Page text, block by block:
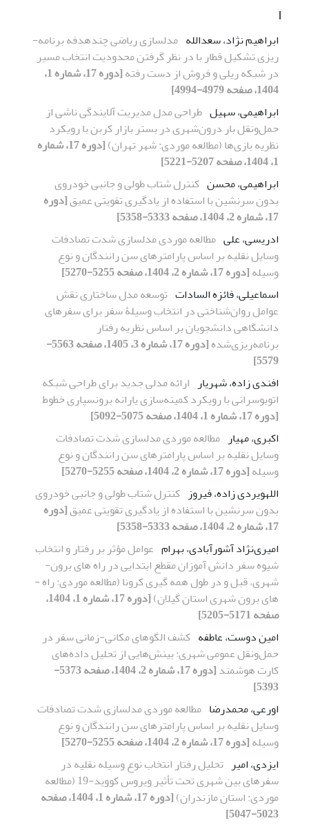
ا
ابراهیم نژاد، سعدالله مدل­سازی ریاضی چندهدفه برنامه­
ریزی تشکیل قطار با در نظر گرفتن محدودیت انتخاب مسیر
در شبکه ریلی و فروش از دست رفته
[دوره 17، شماره 1،
1404، صفحه 4979-4994]
ابراهیمی، سهیل طراحی مدل مدیریت آلایندگی ناشی از
حمل‌ونقل بار درون‌شهری در بستر بازار کربن با رویکرد
نظریه بازی‌ها (مطالعه موردی: شهر تهران)
[دوره 17، شماره
1، 1404، صفحه 5207-5221]
ابراهیمی، محسن کنترل شتاب طولی و جانبی خودروی
بدون سرنشین با استفاده از یادگیری تقویتی عمیق[دوره
17، شماره 2، 1404، صفحه 5333-5358]
ادریسی، علی مطالعه موردی مدلسازی شدت تصادفات
وسایل نقلیه بر اساس پارامترهای سن رانندگان و نوع
وسیله[دوره 17، شماره 2، 1404، صفحه 5255-5270]
اسماعیلی، فائزه السادات توسعه مدل ساختاری نقش
عوامل روان‌شناختی در انتخاب وسیلۀ سفر برای سفر‌های
دانشگاهی دانشجویان بر اساس نظریه رفتار
برنامه‌ریزی‌شده
[دوره 17، شماره 3، 1405، صفحه 5563-
5579]
افندی زاده، شهریار ارائه مدلی جدید برای طراحی شبکه
اتوبوسرانی با رویکرد کمینه‌سازی یارانه برونسپاری خطوط
[دوره 17، شماره 1، 1404، صفحه 5075-5092]
اکبری، مهیار مطالعه موردی مدلسازی شدت تصادفات
وسایل نقلیه بر اساس پارامترهای سن رانندگان و نوع
وسیله[دوره 17، شماره 2، 1404، صفحه 5255-5270]
اللهویردی زاده، فیروز کنترل شتاب طولی و جانبی خودروی
بدون سرنشین با استفاده از یادگیری تقویتی عمیق[دوره
17، شماره 2، 1404، صفحه 5333-5358]
امیری‌نژاد آشورآبادی، بهرام عوامل مؤثر بر رفتار و انتخاب
شیوه سفر دانش ­آموزان مقطع ابتدایی در راه ­های برون­
شهری، قبل و در طول همه ­گیری کرونا (مطالعه موردی: راه ­
های برون­ شهری استان گیلان)
[دوره 17، شماره 1، 1404،
صفحه 5171-5205]
امین دوست، عاطفه کشف الگوهای مکانی-زمانی سفر در
حمل‌ونقل عمومی شهری: بینش‌هایی از تحلیل داده‌های
کارت هوشمند
[دوره 17، شماره 2، 1404، صفحه 5373-
5393]
اورعی، محمدرضا مطالعه موردی مدلسازی شدت تصادفات
وسایل نقلیه بر اساس پارامترهای سن رانندگان و نوع
وسیله[دوره 17، شماره 2، 1404، صفحه 5255-5270]
ایزدی، امیر تحلیل رفتار انتخاب نوع وسیله نقلیه در
سفرهای بین شهری تحت تأثیر ویروس کووید-19 (مطالعه
موردی: استان مازندران)
[دوره 17، شماره 1، 1404، صفحه
5023-5047]